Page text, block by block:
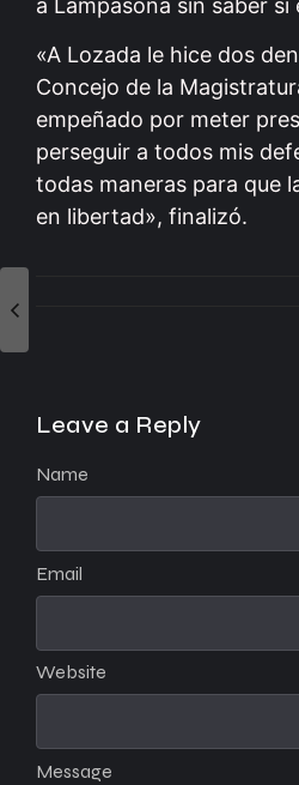
«A Lozada le hice dos
Concejo de la
empeñado por meter
perseguir a todos mis
todas maneras para que
en libertad», finalizó.
Leave a Reply
Message
Name
Email
Website